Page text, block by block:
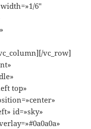
6″
vc_row]
top»
id=»sky»